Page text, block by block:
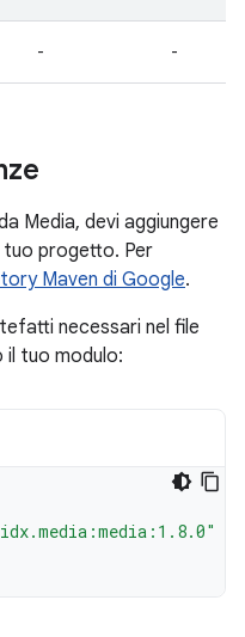
- -
Media, devi aggiungere
tuo progetto. Per
Maven di Google.
necessari nel file
il tuo modulo: